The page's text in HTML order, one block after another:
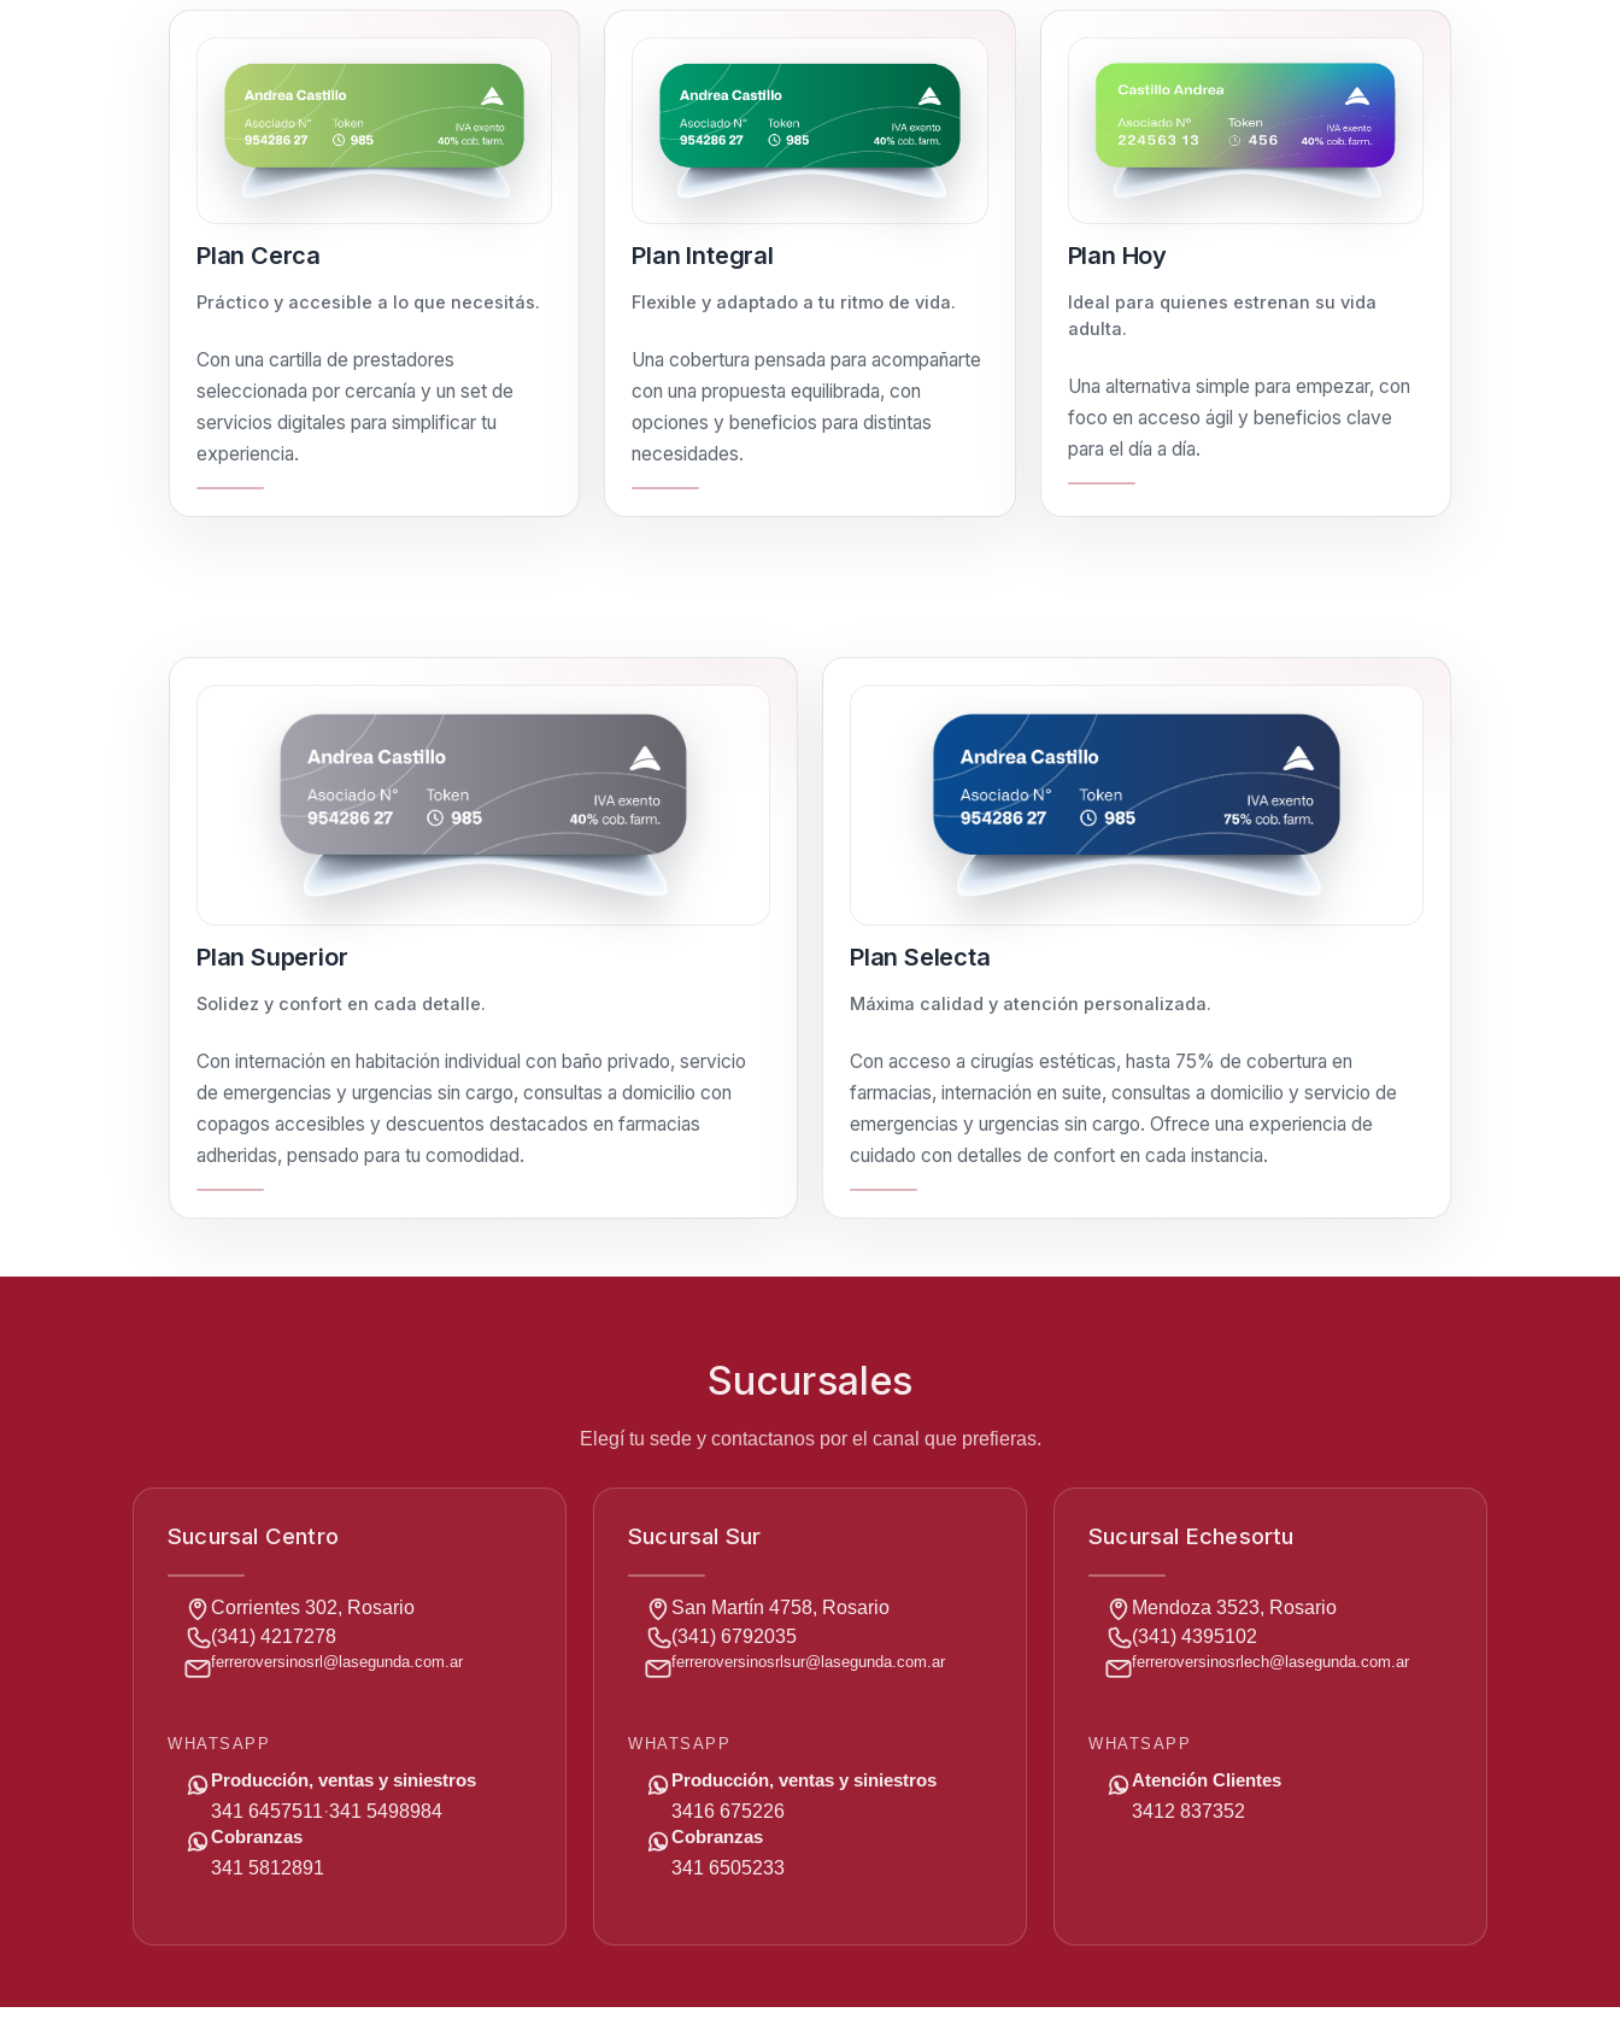
Plan Cerca
Práctico y accesible a lo que necesitás.
Con una cartilla de prestadores
seleccionada por cercanía y un set de
servicios digitales para simplificar tu
experiencia.
Plan Integral
Flexible y adaptado a tu ritmo de vida.
Una cobertura pensada para acompañarte
con una propuesta equilibrada, con
opciones y beneficios para distintas
necesidades.
Plan Hoy
Ideal para quienes estrenan su vida
adulta.
Una alternativa simple para empezar, con
foco en acceso ágil y beneficios clave
para el día a día.
Plan Superior
Solidez y confort en cada detalle.
Con internación en habitación individual con baño privado, servicio
de emergencias y urgencias sin cargo, consultas a domicilio con
copagos accesibles y descuentos destacados en farmacias
adheridas, pensado para tu comodidad.
Plan Selecta
Máxima calidad y atención personalizada.
Con acceso a cirugías estéticas, hasta 75% de cobertura en
farmacias, internación en suite, consultas a domicilio y servicio de
emergencias y urgencias sin cargo. Ofrece una experiencia de
cuidado con detalles de confort en cada instancia.
Sucursales
Elegí tu sede y contactanos por el canal que prefieras.
Sucursal Centro
Corrientes 302, Rosario
(341) 4217278
ferreroversinosrl@lasegunda .com .ar
WHATSAPP
Producción, ventas y siniestros
341 6457511·341 5498984
Cobranzas
341 5812891
Sucursal Sur
San Martín 4758, Rosario
(341) 6792035
ferreroversinosrlsur@lasegunda .com .ar
WHATSAPP
Producción, ventas y siniestros
3416 675226
Cobranzas
341 6505233
Sucursal Echesortu
Mendoza 3523, Rosario
(341) 4395102
ferreroversinosrlech@lasegunda .com .ar
WHATSAPP
Atención Clientes
3412 837352